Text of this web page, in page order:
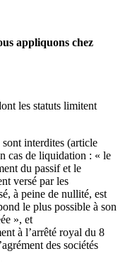
appliquons chez
les statuts limitent
sont interdites (article
cas de liquidation : « le
du passif et le
versé par les
à peine de nullité, est
le plus possible à son
», et
à l’arrêté royal du 8
des sociétés